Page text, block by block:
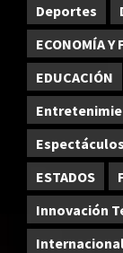
Deportes
ECONOMÍA Y
EDUCACIÓN
ESTADOS
Innovación